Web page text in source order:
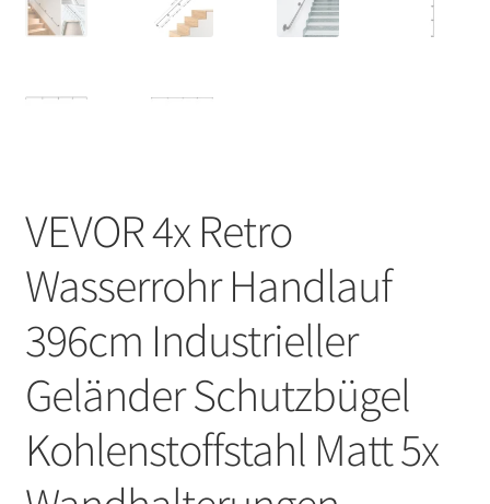
VEVOR 4x Retro
Wasserrohr Handlauf
396cm Industrieller
Geländer Schutzbügel ​
Kohlenstoffstahl Matt 5x